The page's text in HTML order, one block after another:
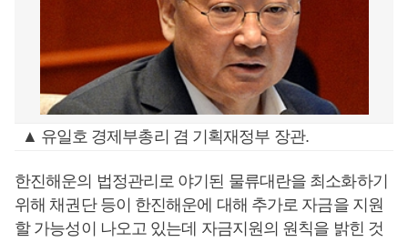
▲ 유일호 경제부총리 겸 기획재정부 장관.
한진해운의 법정관리로 야기된 물류대란을 최소화하기
위해 채권단 등이 한진해운에 대해 추가로 자금을 지원
할 가능성이 나오고 있는데 자금지원의 원칙을 밝힌 것